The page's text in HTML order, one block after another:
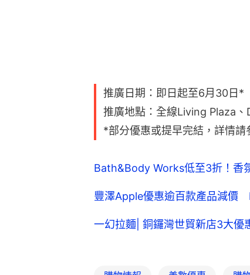
推廣日期：即日起至6月30日*
推廣地點：全線Living Plaza
*部分優惠或提早完結，詳情請
Bath&Body Works低至3折！香
豐澤Apple優惠逾百款產品減
一幻拉麵| 銅鑼灣世貿新店3大